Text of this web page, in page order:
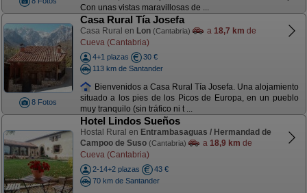
Con unas vistas maravillosas de ...
8 Fotos
Casa Rural Tía Josefa
Casa Rural en Lon (Cantabria) a 18,7 km de
Cueva (Cantabria)
4+1 plazas
30 €
113 km de Santander
Bienvenidos a Casa Rural Tía Josefa. Una alojamiento
situado a los pies de los Picos de Europa, en un pueblo
muy tranquilo (sin tráfico ni t ...
Hotel Lindos Sueños
Hostal Rural en Entrambasaguas / Hermandad de
Campoo de Suso (Cantabria) a 18,9 km de
Cueva (Cantabria)
2-14+2 plazas
43 €
70 km de Santander